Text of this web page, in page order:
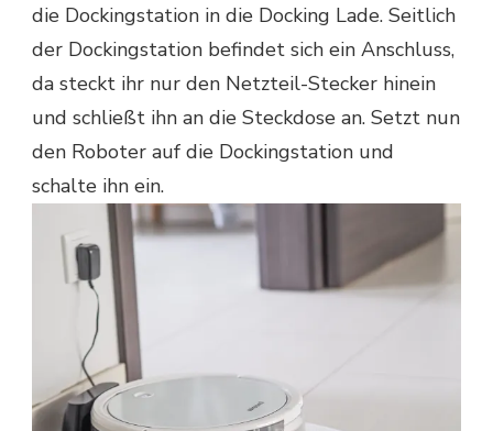
die Dockingstation in die Docking Lade. Seitlich
der Dockingstation befindet sich ein Anschluss,
da steckt ihr nur den Netzteil-Stecker hinein
und schließt ihn an die Steckdose an. Setzt nun
den Roboter auf die Dockingstation und
schalte ihn ein.